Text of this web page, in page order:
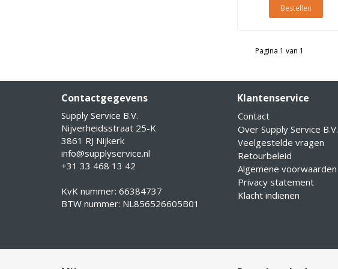
Bestellen
Pagina 1 van 1
Contactgegevens
Supply Service B.V.
Nijverheidsstraat 25-K
3861 RJ Nijkerk
info@supplyservice.nl
+31 33 468 13 42
KvK nummer: 66384737
BTW nummer: NL856526605B01
Klantenservice
Contact
Over Supply Service B.V.
Veelgestelde vragen
Retourbeleid
Algemene voorwaarden
Privacy statement
Klacht indienen